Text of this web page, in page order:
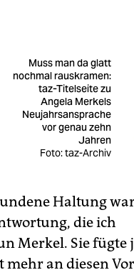
Muss man da glatt
nochmal rauskramen:
taz-Titelseite zu
Angela Merkels
Neujahrsansprache
vor genau zehn
Jahren
Foto: taz-Archiv
Haltung
die ich
Merkel. Sie fügte
mehr an diesen